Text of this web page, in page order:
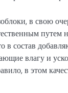
в свою
путем
в состав
влагу и
в этом